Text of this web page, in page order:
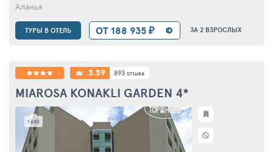
Аланья
ТУРЫ В ОТЕЛЬ ОТ 188 935 ₽ ЗА 2 ВЗРОСЛЫХ
1 603
3.59 893 отзыва
MIAROSA KONAKLI GARDEN 4*